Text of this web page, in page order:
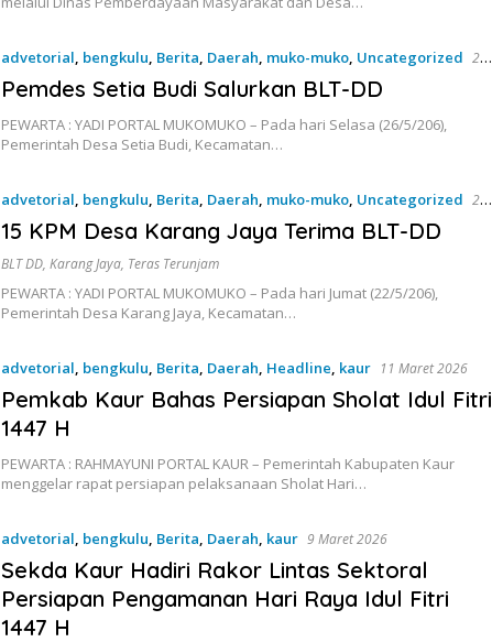
advetorial, bengkulu, Berita, Daerah, muko-muko, Uncategorized 26
Mei 2026
Pemdes Setia Budi Salurkan BLT-DD
PEWARTA : YADI PORTAL MUKOMUKO – Pada hari Selasa (26/5/206),
Pemerintah Desa Setia Budi, Kecamatan…
advetorial, bengkulu, Berita, Daerah, muko-muko, Uncategorized 22
Mei 2026
15 KPM Desa Karang Jaya Terima BLT-DD
BLT DD, Karang Jaya, Teras Terunjam
PEWARTA : YADI PORTAL MUKOMUKO – Pada hari Jumat (22/5/206),
Pemerintah Desa Karang Jaya, Kecamatan…
advetorial, bengkulu, Berita, Daerah, Headline, kaur 11 Maret 2026
Pemkab Kaur Bahas Persiapan Sholat Idul Fitri
1447 H
PEWARTA : RAHMAYUNI PORTAL KAUR – Pemerintah Kabupaten Kaur
menggelar rapat persiapan pelaksanaan Sholat Hari…
advetorial, bengkulu, Berita, Daerah, kaur 9 Maret 2026
Sekda Kaur Hadiri Rakor Lintas Sektoral
Persiapan Pengamanan Hari Raya Idul Fitri
1447 H